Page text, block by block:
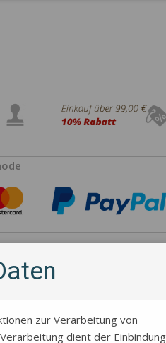
zur Verarbeitung von
dient der